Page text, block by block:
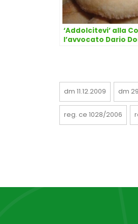
‘Addolcitevi’ alla
l’avvocato Dario
dm 11.12.2009 dm
reg. ce 1028/2006